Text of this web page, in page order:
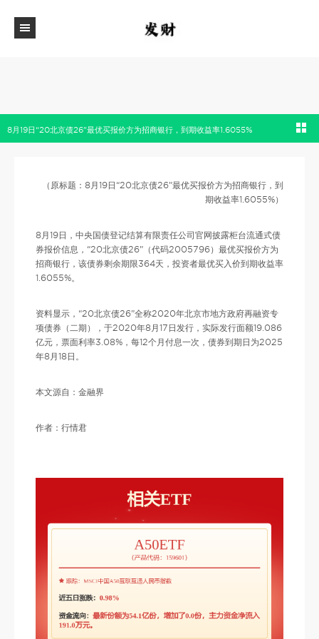
8月19日“20北京债26”最优买报价方为招商银行，到期收益率1.6055%
（原标题：8月19日“20北京债26”最优买报价方为招商银行，到
期收益率1.6055%）
8月19日，中央国债登记结算有限责任公司官网披露柜台流通式债
券报价信息，“20北京债26”（代码2005796）最优买报价方为
招商银行，该债券剩余期限364天，投资者最优买入价到期收益率
1.6055%。
资料显示，“20北京债26”全称2020年北京市地方政府再融资专
项债券（二期），于2020年8月17日发行，实际发行面额19.086
亿元，票面利率3.08%，每12个月付息一次，债券到期日为2025
年8月18日。
本文源自：金融界
作者：行情君